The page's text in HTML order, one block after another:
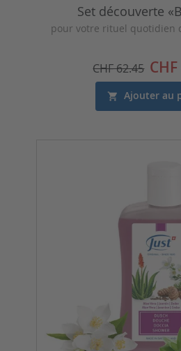
Set découverte
pour votre rituel quotidien
Prix
CHF 62.45
Ajouter au